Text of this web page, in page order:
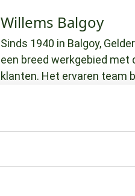
Willems Balgoy
Sinds 1940 in Balgoy,
een breed werkgebied met
klanten. Het ervaren team
akkerbouwers, tuinders
bewaringstechnieken,